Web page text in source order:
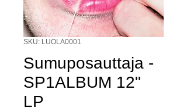
SKU: LUOLA0001
Sumuposauttaja -
SP1ALBUM 12"
LP